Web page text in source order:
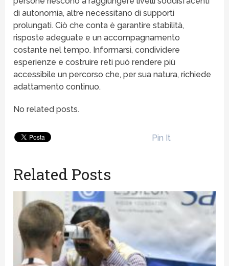
di autonomia, altre necessitano di supporti
prolungati. Ciò che conta è garantire stabilità,
risposte adeguate e un accompagnamento
costante nel tempo. Informarsi, condividere
esperienze e costruire reti può rendere più
accessibile un percorso che, per sua natura, richiede
adattamento continuo.
No related posts.
Pin It
Related Posts